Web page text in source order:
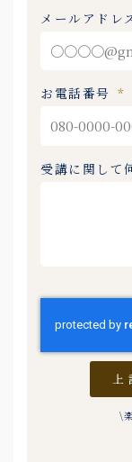
メールアドレ
お電話番号
受講に関して
\